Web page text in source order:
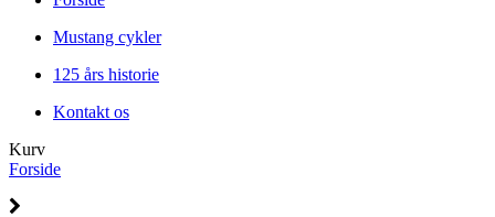
Mustang cykler
125 års historie
Kontakt os
Kurv
Forside